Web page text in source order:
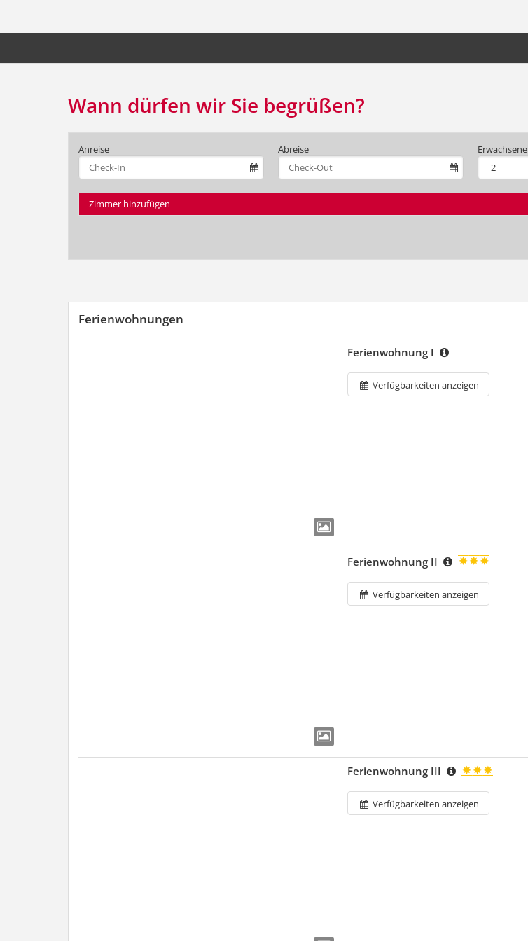
Wann dürfen wir Sie begrüßen?
Anreise Abreise Erwachsene
Zimmer hinzufügen
Ferienwohnungen
Ferienwohnung I
Verfügbarkeiten anzeigen
Ferienwohnung II
Verfügbarkeiten anzeigen
Ferienwohnung III
Verfügbarkeiten anzeigen